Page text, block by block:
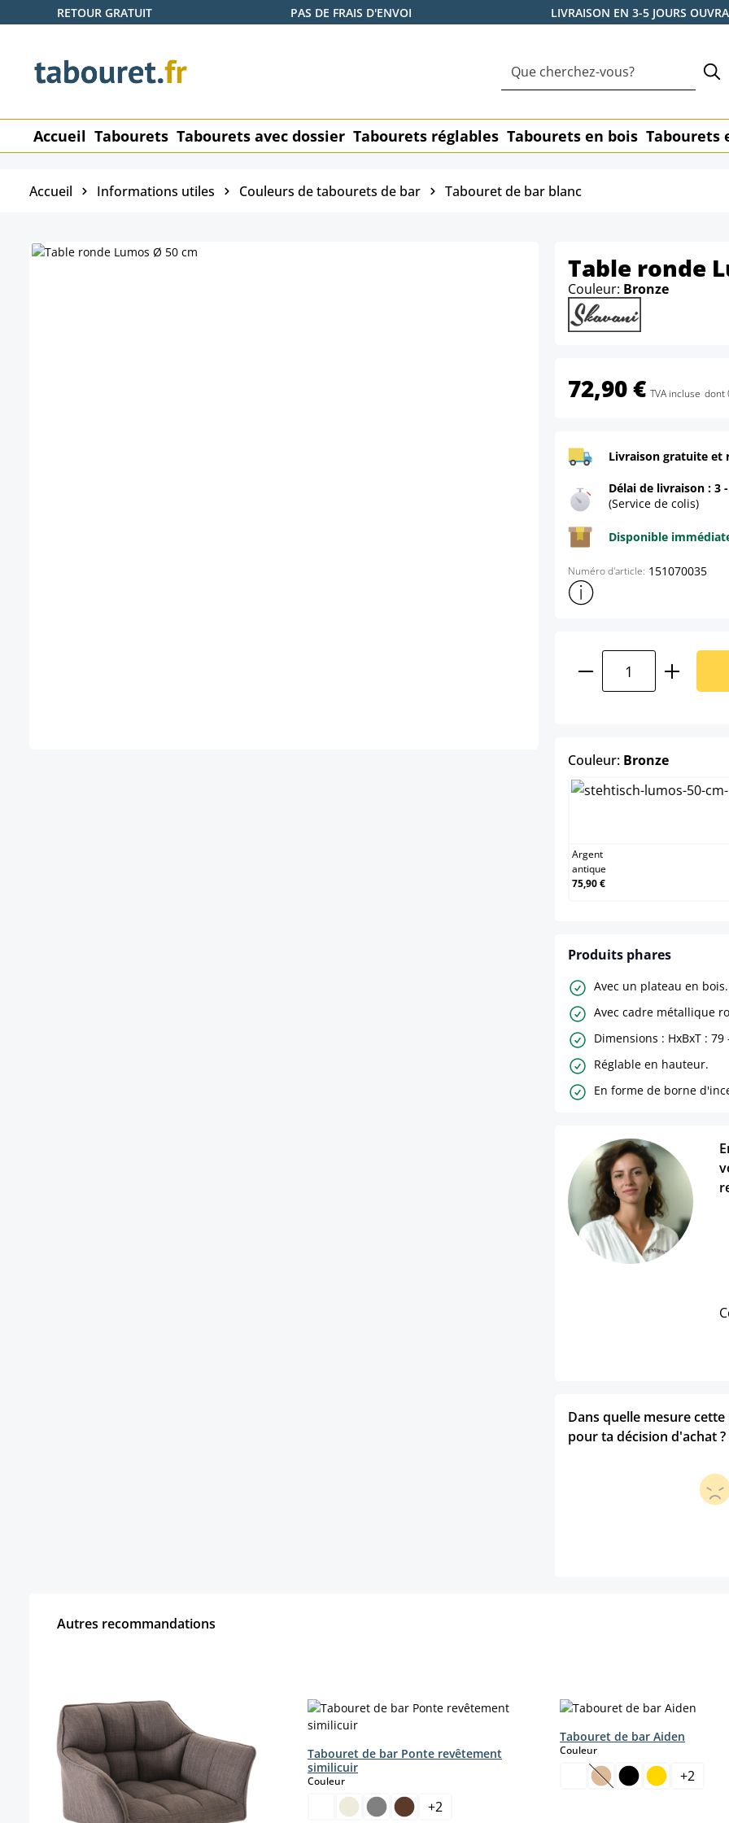
au contenu principal
Passer à la recherche
Passer à la navigation principale
RETOUR GRATUIT PAS DE FRAIS D'ENVOI LIVRAISON EN 3-5 JOURS
Accueil Tabourets Tabourets avec dossier Tabourets réglables Tabourets en bois Tabourets
Accueil Informations utiles Couleurs de tabourets de bar Tabouret de bar blanc
Table ronde
Couleur: Bronze
72,90 € TVA incluse dont
Livraison gratuite et
Délai de livraison : 3
(Service de colis)
Disponible
Numéro d'article: 151070035
Afficher plus d'informations
Quantité de
Couleur: Bronzeselect
Argent
antique
75,90 €
Produits phares
Avec un plateau en bois.
Avec cadre métallique
Dimensions : HxBxT : 79
Réglable en hauteur.
En forme de borne
Dans quelle mesure
pour ta décision d'achat ?
Autres recommandations
Tabouret de bar Ponte revêtement
similicuir
Couleurselect
+2
Tabouret de bar Aiden
Couleurselect
(Cette option n'est
+2